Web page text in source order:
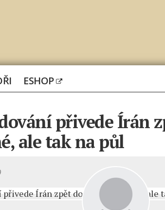
ESHOP
přivede Írán
ale tak na půl